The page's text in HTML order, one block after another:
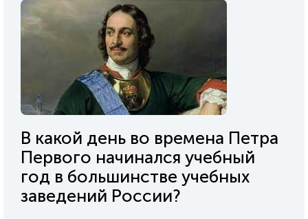
В какой день во времена Петра
Первого начинался учебный
год в большинстве учебных
заведений России?